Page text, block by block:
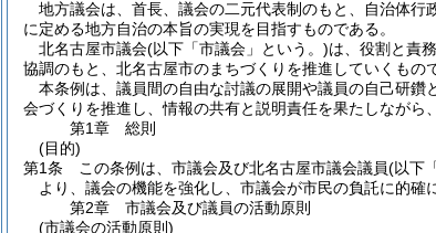
地方議会は、首長、議会の二元代表制のもと、自治体
に定める地方自治の本旨の実現を目指すものである。
北名古屋市議会(以下「市議会」という。)は、役割と責
協調のもと、北名古屋市のまちづくりを推進していくもの
本条例は、議員間の自由な討議の展開や議員の自己研
会づくりを推進し、情報の共有と説明責任を果たしながら
第1章
総則
(目的)
第1条
この条例は、市議会及び北名古屋市議会議員(以下
より、議会の機能を強化し、市議会が市民の負託に的確
第2章
市議会及び議員の活動原則
(市議会の活動原則)